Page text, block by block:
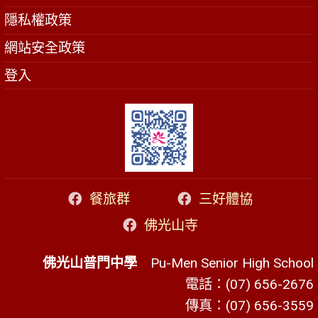
隱私權政策
網站安全政策
登入
餐旅群
三好體協
佛光山寺
佛光山普門中學 Pu-Men Senior High School
電話：(07) 656-2676
傳真：(07) 656-3559